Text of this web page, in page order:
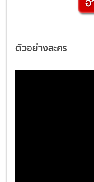
ตัวอย่างละคร